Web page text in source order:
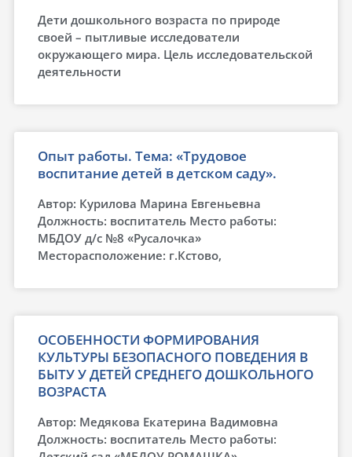
Дети дошкольного возраста по природе
своей – пытливые исследователи
окружающего мира. Цель исследовательской
деятельности
Опыт работы. Тема: «Трудовое
воспитание детей в детском саду».
Автор: Курилова Марина Евгеньевна
Должность: воспитатель Место работы:
МБДОУ д/с №8 «Русалочка»
Месторасположение: г.Кстово,
ОСОБЕННОСТИ ФОРМИРОВАНИЯ
КУЛЬТУРЫ БЕЗОПАСНОГО ПОВЕДЕНИЯ В
БЫТУ У ДЕТЕЙ СРЕДНЕГО ДОШКОЛЬНОГО
ВОЗРАСТА
Автор: Медякова Екатерина Вадимовна
Должность: воспитатель Место работы: